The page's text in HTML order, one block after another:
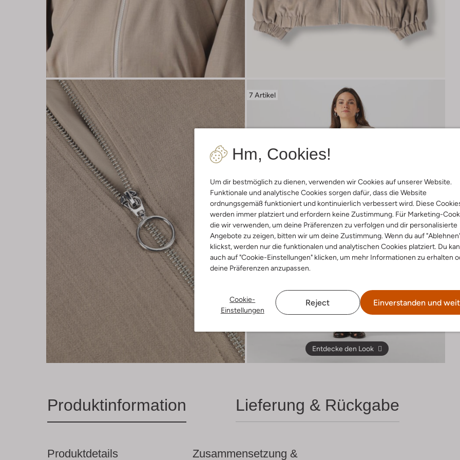
Hm, Cookies!
Um dir bestmöglich zu dienen, verwenden wir Cookies auf unserer Website.
Funktionale und analytische Cookies sorgen dafür, dass die Website
ordnungsgemäß funktioniert und kontinuierlich verbessert wird. Diese
werden immer platziert und erfordern keine Zustimmung. Für Marketing-
die wir verwenden, um deine Präferenzen zu verfolgen und dir personalisierte
Angebote zu zeigen, bitten wir um deine Zustimmung. Wenn du auf
klickst, werden nur die funktionalen und analytischen Cookies platziert. Du
auch auf "Cookie-Einstellungen" klicken, um mehr Informationen zu erhalten
deine Präferenzen anzupassen.
Cookie-
Einstellungen
Reject Einverstanden und
7 Artikel
Entdecke den Look
Produktinformation Lieferung & Rückgabe
Produktdetails Zusammensetzung &